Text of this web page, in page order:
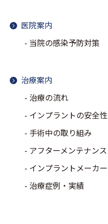
医院案内
当院の感染予防対策
治療案内
治療の流れ
インプラントの安全性
手術中の取り組み
アフターメンテナンス
インプラントメーカー
治療症例・実績